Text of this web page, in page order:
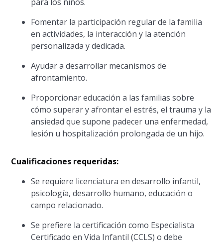
Fomentar la participación regular de la familia
en actividades, la interacción y la atención
personalizada y dedicada.
Ayudar a desarrollar mecanismos de
afrontamiento.
Proporcionar educación a las familias sobre
cómo superar y afrontar el estrés, el trauma y la
ansiedad que supone padecer una enfermedad,
lesión u hospitalización prolongada de un hijo.
Cualificaciones requeridas:
Se requiere licenciatura en desarrollo infantil,
psicología, desarrollo humano, educación o
campo relacionado.
Se prefiere la certificación como Especialista
Certificado en Vida Infantil (CCLS) o debe